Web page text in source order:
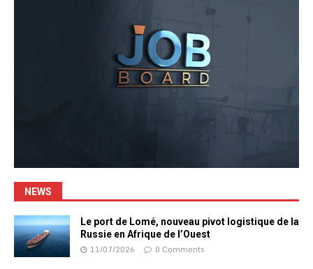
NEWS
Le port de Lomé, nouveau pivot logistique de la
Russie en Afrique de l’Ouest
11/07/2026 0 Comments